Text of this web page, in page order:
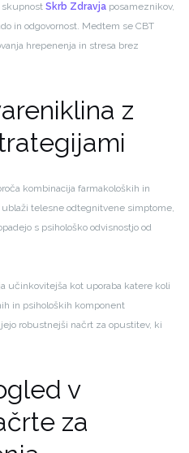
skupnost Skrb Zdravja posameznikov,
in odgovornost. Medtem se CBT
hrepenenja in stresa brez
z
kombinacija farmakoloških in
telesne odtegnitvene simptome,
s psihološko odvisnostjo od
učinkovitejša kot uporaba katere koli
in psiholoških komponent
robustnejši načrt za opustitev, ki
v
za